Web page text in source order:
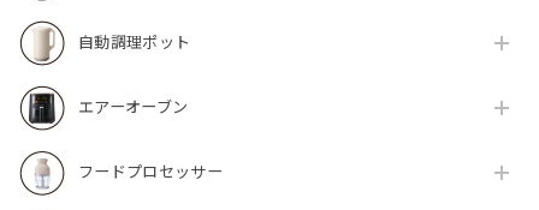
自動調理ポット
エアーオーブン
フードプロセッサー